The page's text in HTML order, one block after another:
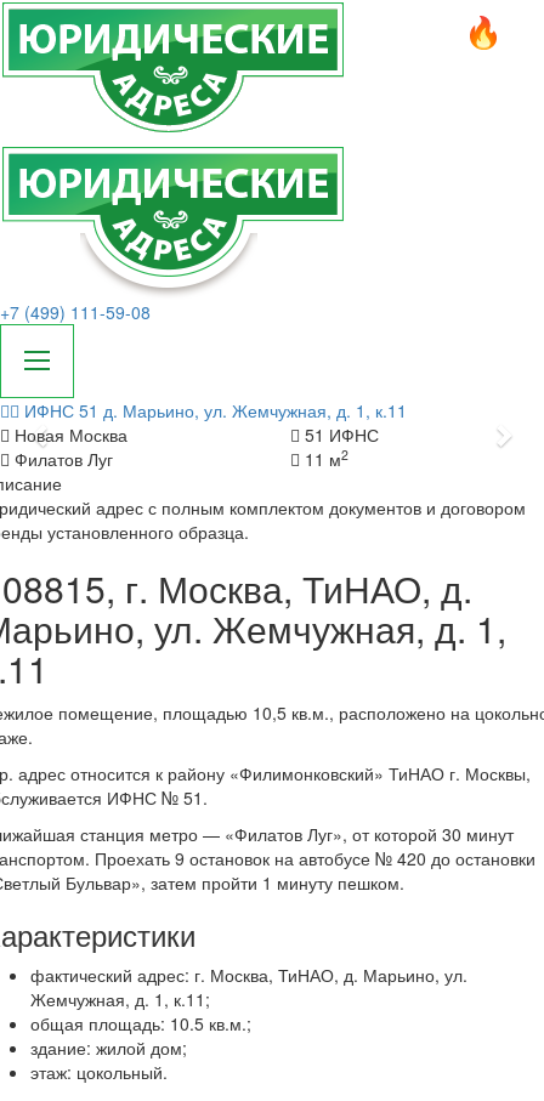
+7 (499) 111-59-08
ИФНС 51 д. Марьино, ул. Жемчужная, д. 1, к.11
Назад
Новая Москва
51 ИФНС
Филатов Луг
11 м2
адрес с полным комплектом документов и договором
установленного образца.
г. Москва, ТиНАО, д.
ул. Жемчужная, д. 1,
помещение, площадью 10,5 кв.м., расположено на
адрес относится к району «Филимонковский» ТиНАО г. Москвы,
ИФНС № 51.
станция метро — «Филатов Луг», от которой 30 минут
Проехать 9 остановок на автобусе № 420 до остановки
Бульвар», затем пройти 1 минуту пешком.
фактический адрес: г. Москва, ТиНАО, д. Марьино, ул.
Жемчужная, д. 1, к.11;
общая площадь: 10.5 кв.м.;
здание: жилой дом;
этаж: цокольный.